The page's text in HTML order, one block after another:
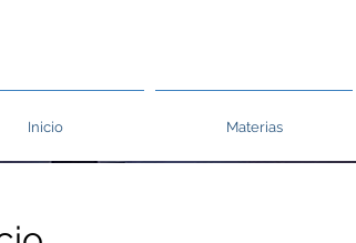
Inicio Materias